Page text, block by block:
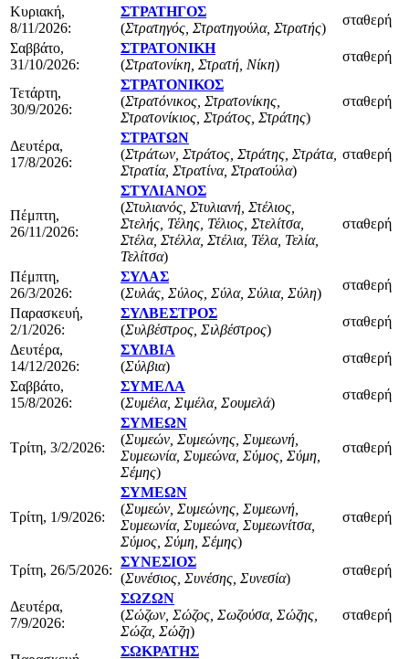
Κυριακή,
8/11/2026:
ΣΤΡΑΤΗΓΟΣ
(Στρατηγός, Στρατηγούλα, Στρατής)
σταθερή
Σαββάτο,
31/10/2026:
ΣΤΡΑΤΟΝΙΚΗ
(Στρατονίκη, Στρατή, Νίκη)
σταθερή
Τετάρτη,
30/9/2026:
ΣΤΡΑΤΟΝΙΚΟΣ
(Στρατόνικος, Στρατονίκης,
Στρατονίκιος, Στράτος, Στράτης)
σταθερή
Δευτέρα,
17/8/2026:
ΣΤΡΑΤΩΝ
(Στράτων, Στράτος, Στράτης, Στράτα,
Στρατία, Στρατίνα, Στρατούλα)
σταθερή
Πέμπτη,
26/11/2026:
ΣΤΥΛΙΑΝΟΣ
(Στυλιανός, Στυλιανή, Στέλιος,
Στελής, Τέλης, Τέλιος, Στελίτσα,
Στέλα, Στέλλα, Στέλια, Τέλα, Τελία,
Τελίτσα)
σταθερή
Πέμπτη,
26/3/2026:
ΣΥΛΑΣ
(Συλάς, Σύλος, Σύλα, Σύλια, Σύλη)
σταθερή
Παρασκευή,
2/1/2026:
ΣΥΛΒΕΣΤΡΟΣ
(Συλβέστρος, Σιλβέστρος)
σταθερή
Δευτέρα,
14/12/2026:
ΣΥΛΒΙΑ
(Σύλβια)
σταθερή
Σαββάτο,
15/8/2026:
ΣΥΜΕΛΑ
(Συμέλα, Σιμέλα, Σουμελά)
σταθερή
Τρίτη, 3/2/2026:
ΣΥΜΕΩΝ
(Συμεών, Συμεώνης, Συμεωνή,
Συμεωνία, Συμεώνα, Σύμος, Σύμη,
Σέμης)
σταθερή
Τρίτη, 1/9/2026:
ΣΥΜΕΩΝ
(Συμεών, Συμεώνης, Συμεωνή,
Συμεωνία, Συμεώνα, Συμεωνίτσα,
Σύμος, Σύμη, Σέμης)
σταθερή
Τρίτη, 26/5/2026:
ΣΥΝΕΣΙΟΣ
(Συνέσιος, Συνέσης, Συνεσία)
σταθερή
Δευτέρα,
7/9/2026:
ΣΩΖΩΝ
(Σώζων, Σώζος, Σωζούσα, Σώζης,
Σώζα, Σώζη)
σταθερή
ΣΩΚΡΑΤΗΣ